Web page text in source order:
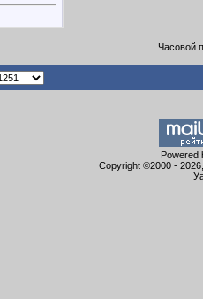
Часовой
Powered
Copyright ©2000 -